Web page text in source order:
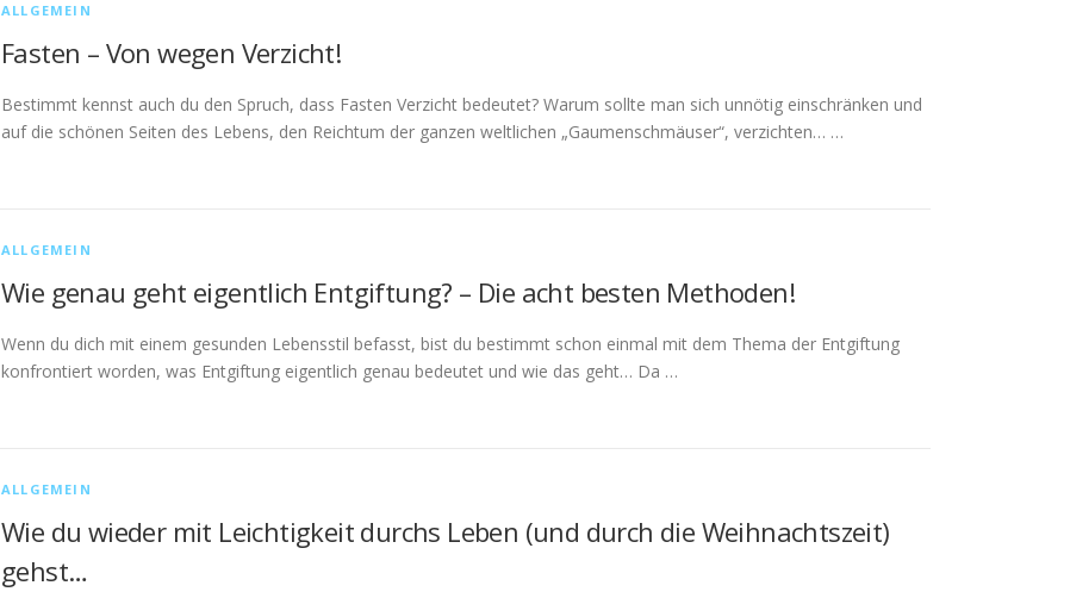
ALLGEMEIN
Fasten – Von wegen Verzicht!
Bestimmt kennst auch du den Spruch, dass Fasten Verzicht bedeutet? Warum sollte man sich unnötig einschränken und
auf die schönen Seiten des Lebens, den Reichtum der ganzen weltlichen „Gaumenschmäuser“, verzichten… …
ALLGEMEIN
Wie genau geht eigentlich Entgiftung? – Die acht besten Methoden!
Wenn du dich mit einem gesunden Lebensstil befasst, bist du bestimmt schon einmal mit dem Thema der Entgiftung
konfrontiert worden, was Entgiftung eigentlich genau bedeutet und wie das geht… Da …
ALLGEMEIN
Wie du wieder mit Leichtigkeit durchs Leben (und durch die Weihnachtszeit)
gehst…